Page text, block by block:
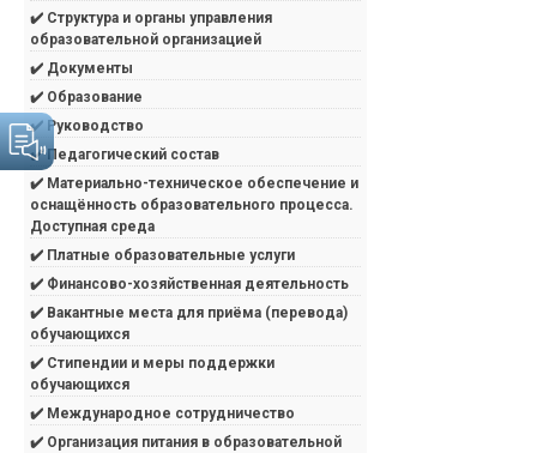
✔️ Структура и органы управления
образовательной организацией
✔️ Документы
✔️ Образование
✔️ Руководство
✔️ Педагогический состав
✔️ Материально-техническое обеспечение и
оснащённость образовательного процесса.
Доступная среда
✔️ Платные образовательные услуги
✔️ Финансово-хозяйственная деятельность
✔️ Вакантные места для приёма (перевода)
обучающихся
✔️ Стипендии и меры поддержки
обучающихся
✔️ Международное сотрудничество
✔️ Организация питания в образовательной